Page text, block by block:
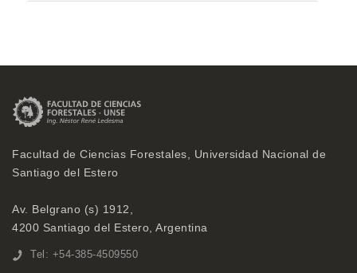
Facultad de Ciencias Forestales, Universidad Nacional de
Santiago del Estero
Av. Belgrano (s) 1912,
4200 Santiago del Estero, Argentina
Tel: +54-385-4509550